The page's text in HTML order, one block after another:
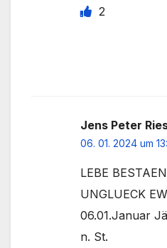
2
Jens Peter
06. 01. 2024 um
LEBE
UNGLUECK
06.01.Januar
n. St.